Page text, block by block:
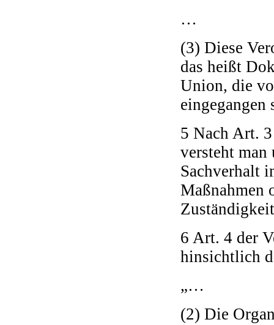
…
(3) Diese
das heißt
Union, die
5 Nach Art.
versteht
Sachverhalt
Maßnahmen
6 Art. 4 der
hinsichtlich
„…
(2) Die